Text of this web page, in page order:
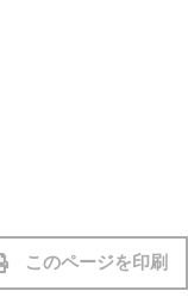
このページを印刷